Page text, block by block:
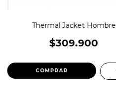
Thermal Jacket Hombre
$309.900
COMPRAR